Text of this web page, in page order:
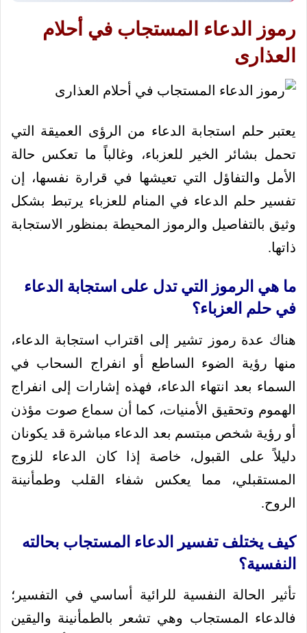
رموز الدعاء المستجاب في أحلام
العذارى
يعتبر حلم استجابة الدعاء من الرؤى العميقة التي
تحمل بشائر الخير للعزباء، وغالباً ما تعكس حالة
الأمل والتفاؤل التي تعيشها في قرارة نفسها، إن
تفسير حلم الدعاء في المنام للعزباء يرتبط بشكل
وثيق بالتفاصيل والرموز المحيطة بمنظور الاستجابة
ذاتها.
ما هي الرموز التي تدل على استجابة الدعاء
في حلم العزباء؟
هناك عدة رموز تشير إلى اقتراب استجابة الدعاء،
منها رؤية الضوء الساطع أو انفراج السحاب في
السماء بعد انتهاء الدعاء، فهذه إشارات إلى انفراج
الهموم وتحقيق الأمنيات، كما أن سماع صوت مؤذن
أو رؤية شخص مبتسم بعد الدعاء مباشرة قد يكونان
دليلاً على القبول، خاصة إذا كان الدعاء للزوج
المستقبلي، مما يعكس شفاء القلب وطمأنينة
الروح.
كيف يختلف تفسير الدعاء المستجاب بحالته
النفسية؟
تأثير الحالة النفسية للرائية أساسي في التفسير؛
فالدعاء المستجاب وهي تشعر بالطمأنينة واليقين